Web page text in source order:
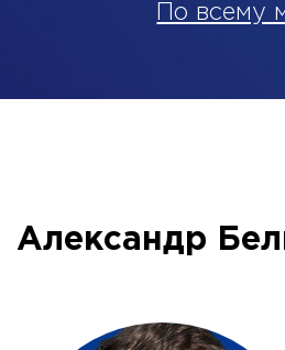
По всему
Александр